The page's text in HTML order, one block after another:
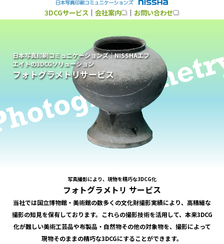
3DCGサービス ｜ 会社案内 ｜ お問い合わせ
日本写真印刷コミュニケーションズ｜NISSHAエフ
エイトの3DCGソリューション
フォトグラメトリサービス
写真撮影により、現物を精巧な3DCG化
フォトグラメトリ サービス
当社では国立博物館・美術館の数多くの文化財撮影実績により、高精細な
撮影の知見を保有しております。これらの撮影技術を活用して、本来3DCG
化が難しい美術工芸品や布製品・自然物その他の対象物を、撮影によって
現物そのままの精巧な3DCGにすることができます。